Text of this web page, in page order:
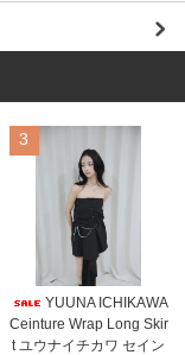
3
YUUNA ICHIKAWA
Ceinture Wrap Long Skir
t ユウナイチカワ セイン